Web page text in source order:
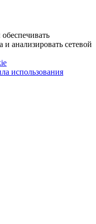
анализировать сетевой
использования